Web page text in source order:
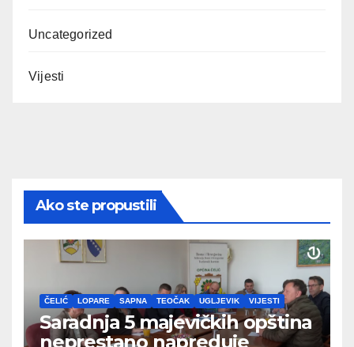
Uncategorized
Vijesti
Ako ste propustili
ČELIĆ LOPARE SAPNA TEOČAK UGLJEVIK VIJESTI
Saradnja 5 majevičkih opština
neprestano napreduje